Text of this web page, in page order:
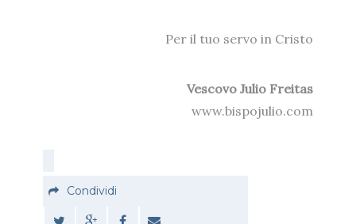
Per il tuo servo in Cristo
Vescovo Julio Freitas
www.bispojulio.com
Condividi